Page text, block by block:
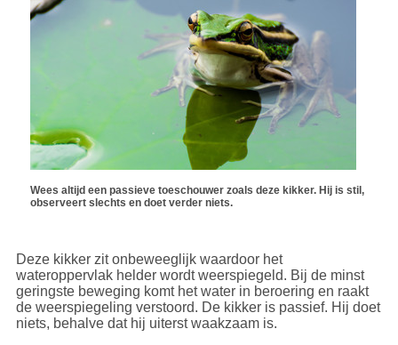
Wees altijd een passieve toeschouwer zoals deze kikker. Hij is stil,
observeert slechts en doet verder niets.
Deze kikker zit onbeweeglijk waardoor het
wateroppervlak helder wordt weerspiegeld. Bij de minst
geringste beweging komt het water in beroering en raakt
de weerspiegeling verstoord. De kikker is passief. Hij doet
niets, behalve dat hij uiterst waakzaam is.